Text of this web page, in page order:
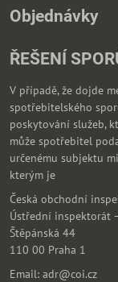
Objednávky
ŘEŠENÍ
V případě, že dojde
spotřebitelského
poskytování služeb,
může spotřebitel
určenému subjektu
kterým je
Česká obchodní
Ústřední inspektorát
Štěpánská 44
110 00 Praha 1
Email: adr@coi.cz